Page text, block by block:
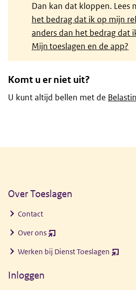
Dan kan dat kloppen. Lees
het bedrag dat ik op mijn
anders dan het bedrag dat
Mijn toeslagen en de app?
Komt u er niet uit?
U kunt altijd bellen met de
Over Toeslagen
Contact
Over ons (opent
venster)
Werken bij Dienst Toeslagen (opent
Inloggen